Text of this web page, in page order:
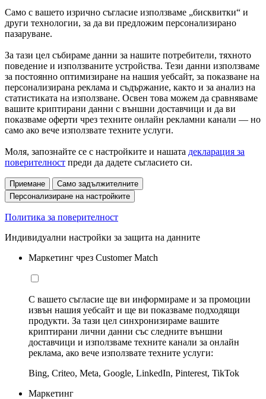
Само с вашето изрично съгласие използваме „бисквитки“ и
други технологии, за да ви предложим персонализирано
пазаруване.
За тази цел събираме данни за нашите потребители, тяхното
поведение и използваните устройства. Тези данни използваме
за постоянно оптимизиране на нашия уебсайт, за показване на
персонализирана реклама и съдържание, както и за анализ на
статистиката на използване. Освен това можем да сравняваме
вашите криптирани данни с външни доставчици и да ви
показваме оферти чрез техните онлайн рекламни канали — но
само ако вече използвате техните услуги.
Моля, запознайте се с настройките и нашата декларация за
поверителност преди да дадете съгласието си.
Приемане
Само задължителните
Персонализиране на настройките
Политика за поверителност
Индивидуални настройки за защита на данните
Маркетинг чрез Customer Match
С вашето съгласие ще ви информираме и за промоции
извън нашия уебсайт и ще ви показваме подходящи
продукти. За тази цел синхронизираме вашите
криптирани лични данни със следните външни
доставчици и използваме техните канали за онлайн
реклама, ако вече използвате техните услуги:
Bing, Criteo, Meta, Google, LinkedIn, Pinterest, TikTok
Маркетинг